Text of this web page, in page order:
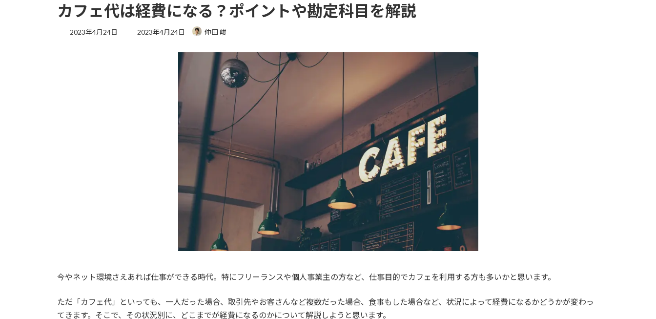
カフェ代は経費になる？ポイントや勘定科目を解説
2023年4月24日
最
2023年4月24日 仲田 峻
今やネット環境さえあれば仕事ができる時代。特にフリーランスや個人事業主の方など、仕事目的でカフェを利用する方も多いかと思います。
ただ「カフェ代」といっても、一人だった場合、取引先やお客さんなど複数だった場合、食事もした場合など、状況によって経費になるかどうかが変わっ
てきます。そこで、その状況別に、どこまでが経費になるのかについて解説しようと思います。